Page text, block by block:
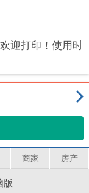
迎打印！使用时
商家 房产
版